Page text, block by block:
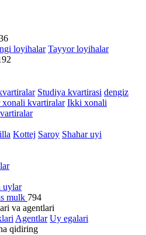
loyihalar Tayyor loyihalar
Studiya kvartirasi dengiz
kvartiralar Ikki xonali
Kottej Saroy Shahar uyi
uylar
mulk 794
va agentlari
Agentlar Uy egalari
qidiring